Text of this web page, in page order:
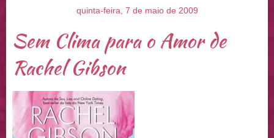
quinta-feira, 7 de maio de 2009
Sem Clima para o Amor de
Rachel Gibson